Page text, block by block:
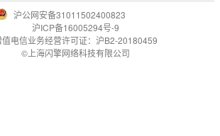
沪公网安备31011502400823
沪ICP备16005294号-9
值电信业务经营许可证：沪B2-20180459
©上海闪擎网络科技有限公司